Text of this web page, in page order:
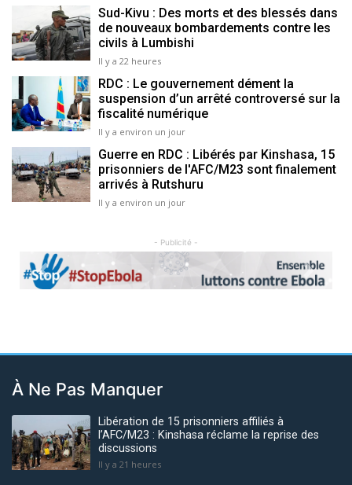
Sud-Kivu : Des morts et des blessés dans
de nouveaux bombardements contre les
civils à Lumbishi
Il y a 22 heures
RDC : Le gouvernement dément la
suspension d’un arrêté controversé sur la
fiscalité numérique
Il y a environ un jour
Guerre en RDC : Libérés par Kinshasa, 15
prisonniers de l'AFC/M23 sont finalement
arrivés à Rutshuru
Il y a environ un jour
- Publicité -
Previous Next
À Ne Pas Manquer
Libération de 15 prisonniers affiliés à
l’AFC/M23 : Kinshasa réclame la reprise des
discussions
Il y a 21 heures